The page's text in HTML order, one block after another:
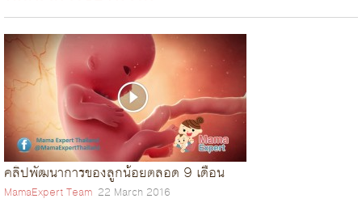
คลิปพัฒนาการของลูกน้อยตลอด 9 เดือน
MamaExpert Team 22 March 2016